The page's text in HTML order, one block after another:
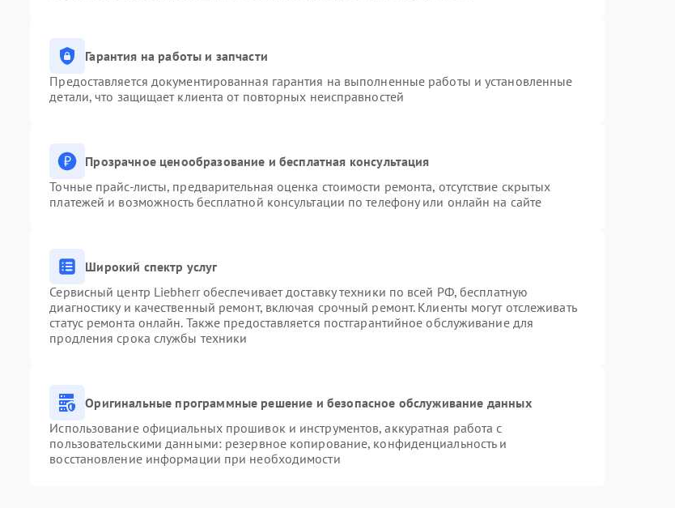
Гарантия на работы и запчасти
Предоставляется документированная гарантия на выполненные работы и установленные
детали, что защищает клиента от повторных неисправностей
Прозрачное ценообразование и бесплатная консультация
Точные прайс-листы, предварительная оценка стоимости ремонта, отсутствие скрытых
платежей и возможность бесплатной консультации по телефону или онлайн на сайте
Широкий спектр услуг
Сервисный центр Liebherr обеспечивает доставку техники по всей РФ, бесплатную
диагностику и качественный ремонт, включая срочный ремонт. Клиенты могут отслеживать
статус ремонта онлайн. Также предоставляется постгарантийное обслуживание для
продления срока службы техники
Оригинальные программные решение и безопасное обслуживание данных
Использование официальных прошивок и инструментов, аккуратная работа с
пользовательскими данными: резервное копирование, конфиденциальность и
восстановление информации при необходимости